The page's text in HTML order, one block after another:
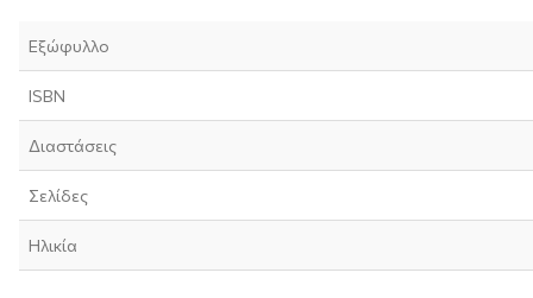
Εξώφυλλο
ISBN
Διαστάσεις
Σελίδες
Ηλικία